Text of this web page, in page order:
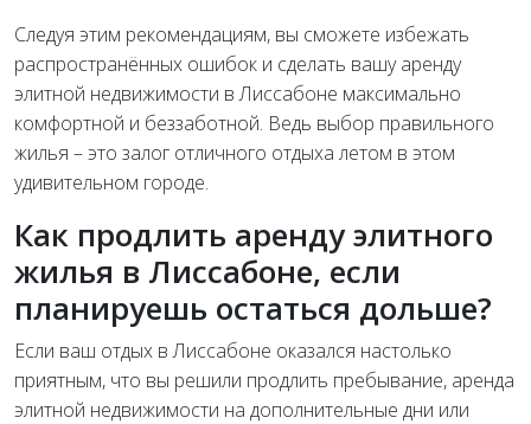
Следуя этим рекомендациям, вы сможете избежать
распространённых ошибок и сделать вашу аренду
элитной недвижимости в Лиссабоне максимально
комфортной и беззаботной. Ведь выбор правильного
жилья – это залог отличного отдыха летом в этом
удивительном городе.
Как продлить аренду элитного
жилья в Лиссабоне, если
планируешь остаться дольше?
Если ваш отдых в Лиссабоне оказался настолько
приятным, что вы решили продлить пребывание, аренда
элитной недвижимости на дополнительные дни или